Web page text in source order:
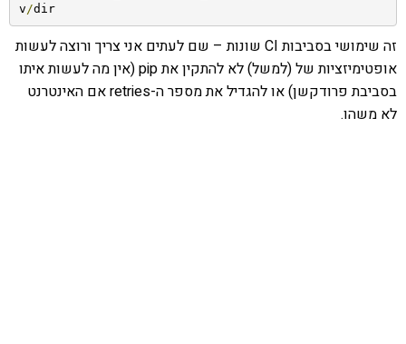
v /dir
זה שימושי בסביבות CI שונות – שם לעתים אני צריך ורוצה לעשות
אופטימיזציות של (למשל) לא להתקין את pip (אין מה לעשות איתו
בסביבת פרודקשן) או להגדיל את מספר ה-retries אם האינטרנט
לא משהו.